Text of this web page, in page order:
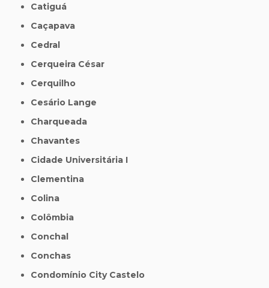
Catiguá
Caçapava
Cedral
Cerqueira César
Cerquilho
Cesário Lange
Charqueada
Chavantes
Cidade Universitária I
Clementina
Colina
Colômbia
Conchal
Conchas
Condomínio City Castelo